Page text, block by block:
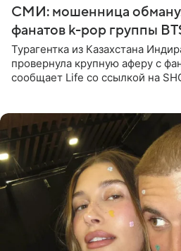
СМИ: мошенница
фанатов k-pop группы
Турагентка из Казахстана
провернула крупную аферу с
сообщает Life со ссылкой на